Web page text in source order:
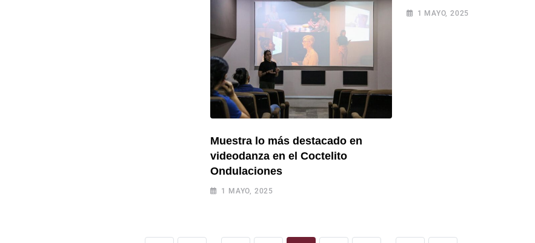
1 MAYO, 2025
Muestra lo más destacado en
videodanza en el Coctelito
Ondulaciones
1 MAYO, 2025